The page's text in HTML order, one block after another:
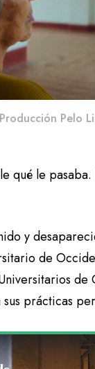
Pelo
qué le
y
de
prácticas